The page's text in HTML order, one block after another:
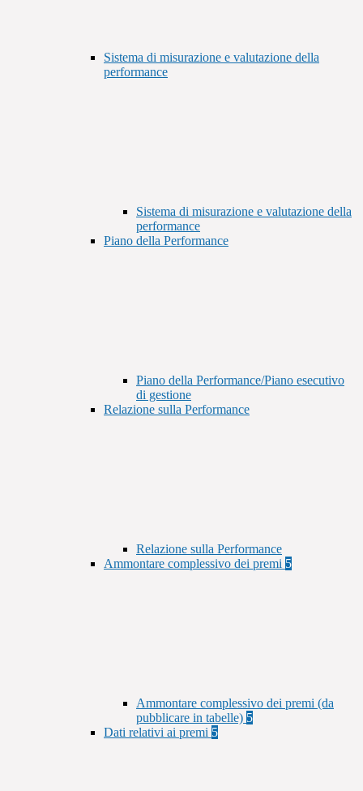
Sistema di misurazione e valutazione della
performance
Sistema di misurazione e valutazione della
performance
Piano della Performance
Piano della Performance/Piano esecutivo
di gestione
Relazione sulla Performance
Relazione sulla Performance
Ammontare complessivo dei premi 5
Ammontare complessivo dei premi (da
pubblicare in tabelle) 5
Dati relativi ai premi 5